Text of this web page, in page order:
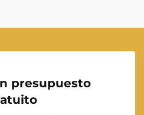
presupuesto